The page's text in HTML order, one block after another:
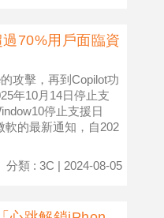
70%用戶面臨資
攻擊，再到Copilot功
年10月14日停止支
停止支援日
軟的最新通知，自202
分類 : 3C | 2024-08-05